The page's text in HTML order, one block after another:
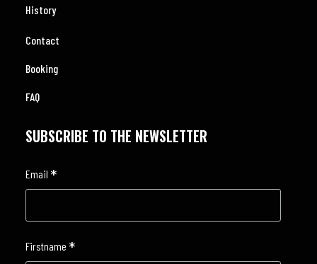
History
Contact
Booking
FAQ
SUBSCRIBE TO THE NEWSLETTER
Email *
Firstname *